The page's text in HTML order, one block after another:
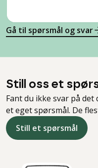
Gå til spørsmål og svar
Still oss et
Fant du ikke svar på
et eget spørsmål. De
Still et spørsmål